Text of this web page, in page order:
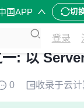
国APP 切
登录
: 以
0 收录于云